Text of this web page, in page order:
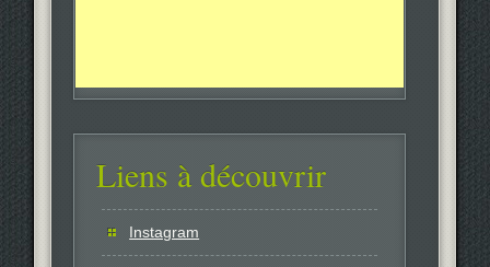
Liens à découvrir
Instagram